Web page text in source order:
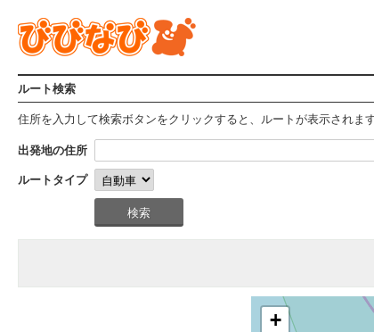
ルート検索
住所を入力して検索ボタンをクリックすると、ルートが表示されます
出発地の住所
ルートタイプ
+